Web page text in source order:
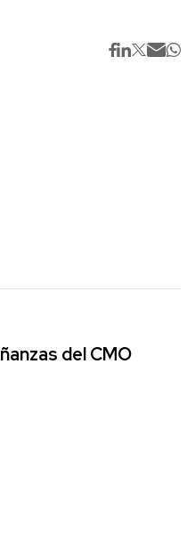
del CMO